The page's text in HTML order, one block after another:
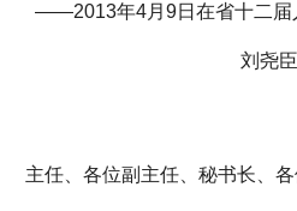
——2013年4月9日在省十二届
刘尧臣
主任、各位副主任、秘书长、